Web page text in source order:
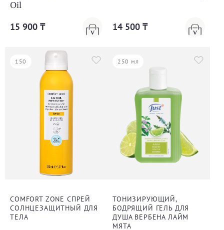
Oil
15 900 ₸ 14 500 ₸
150
COMFORT ZONE СПРЕЙ
СОЛНЦЕЗАЩИТНЫЙ ДЛЯ
ТЕЛА
250 мл
ТОНИЗИРУЮЩИЙ,
БОДРЯЩИЙ ГЕЛЬ ДЛЯ
ДУША ВЕРБЕНА ЛАЙМ
МЯТА